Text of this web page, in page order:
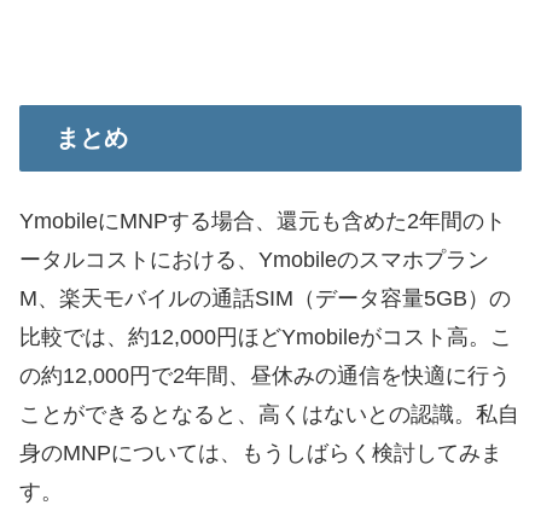
まとめ
YmobileにMNPする場合、還元も含めた2年間のト
ータルコストにおける、Ymobileのスマホプラン
M、楽天モバイルの通話SIM（データ容量5GB）の
比較では、約12,000円ほどYmobileがコスト高。こ
の約12,000円で2年間、昼休みの通信を快適に行う
ことができるとなると、高くはないとの認識。私自
身のMNPについては、もうしばらく検討してみま
す。